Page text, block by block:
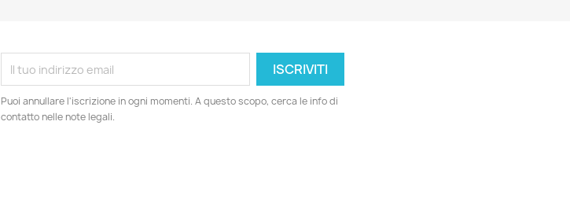
Puoi annullare l'iscrizione in ogni momenti. A questo scopo, cerca le info di
contatto nelle note legali.